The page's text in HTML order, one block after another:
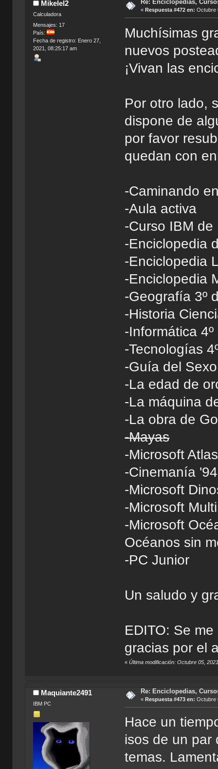
Mikelel2
Calculadora
Mensajes: 17
País:
Fecha de registro: Enero 27,
2021, 08:25:17 am
Re: Enciclopedias,
« Respuesta #472 en: Octubre
Muchísimas
nuevos
¡Vivan las
Por otro lado,
dispone de
por favor
quedan con
-Caminando
-Aula activa
-Curso IBM
-Enciclopedia
-Enciclopedia
-Enciclopedia
-Geografía 3º
-Historia
-Informática
-Tecnologías
-Guía del
-La edad de
-La máquina
-La obra de
-Mayas
-Microsoft
-Cinemanía '94
-Microsoft
-Microsoft
-Microsoft
Océanos sin
-PC Junior
Un saludo y
EDITO: Se
gracias por el
«Última modificación: Octubre 05,
Maquiante2491
IBM PC
Re: Enciclopedias,
« Respuesta #473 en: Octubre
Hace un
isos de un par
temas.